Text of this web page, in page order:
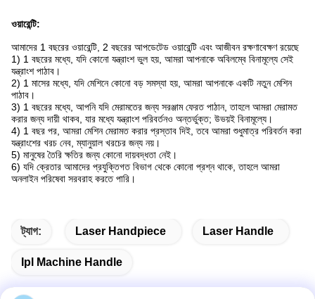
ওয়ারেন্টি:
আমাদের 1 বছরের ওয়ারেন্টি, 2 বছরের আপডেটেড ওয়ারেন্টি এবং আজীবন রক্ষণাবেক্ষণ রয়েছে
1) 1 বছরের মধ্যে, যদি কোনো যন্ত্রাংশ ভুল হয়, আমরা আপনাকে অবিলম্বে বিনামূল্যে সেই
যন্ত্রাংশ পাঠাব।
2) 1 মাসের মধ্যে, যদি মেশিনে কোনো বড় সমস্যা হয়, আমরা আপনাকে একটি নতুন মেশিন
পাঠাব।
3) 1 বছরের মধ্যে, আপনি যদি মেরামতের জন্য সরঞ্জাম ফেরত পাঠান, তাহলে আমরা মেরামত
করার জন্য দায়ী থাকব, যার মধ্যে যন্ত্রাংশ পরিবর্তনও অন্তর্ভুক্ত; উভয়ই বিনামূল্যে।
4) 1 বছর পর, আমরা মেশিন মেরামত করার প্রস্তাব দিই, তবে আমরা শুধুমাত্র পরিবর্তন করা
যন্ত্রাংশের খরচ নেব, ম্যানুয়াল খরচের জন্য নয়।
5) মানুষের তৈরি ক্ষতির জন্য কোনো দায়বদ্ধতা নেই।
6) যদি ক্রেতার আমাদের প্রযুক্তিগত বিভাগ থেকে কোনো প্রশ্ন থাকে, তাহলে আমরা
অনলাইন পরিষেবা সরবরাহ করতে পারি।
ট্যাগ: Laser Handpiece Laser Handle
Ipl Machine Handle